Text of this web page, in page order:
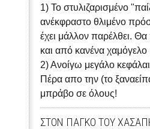
1) Το στυλιζαρισμένο
ανέκφραστο θλιμένο
έχει μάλλον παρέλθει.
και από κανένα
2) Ανοίγω μεγάλο
Πέρα απο την (το
μπράβο σε όλους!
ΣΤΟΝ ΠΑΓΚΟ ΤΟΥ